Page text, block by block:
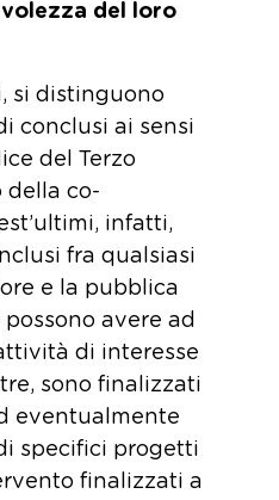
del loro
si distinguono
conclusi ai sensi
del Terzo
della co-
infatti,
fra qualsiasi
e la pubblica
avere ad
di interesse
sono finalizzati
eventualmente
specifici progetti
finalizzati a